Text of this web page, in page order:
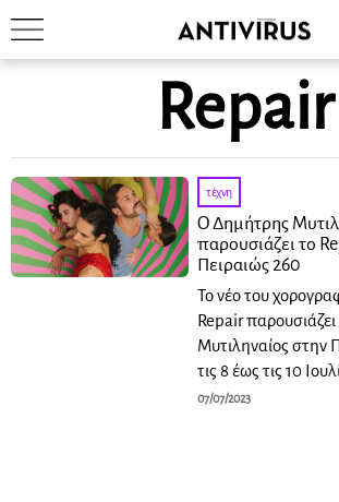
Repair
τέχνη
Ο Δημήτρης
παρουσιάζει το
Πειραιώς 260
Το νέο του
Repair
Μυτιληναίος στην
τις 8 έως τις 10
07/07/2023